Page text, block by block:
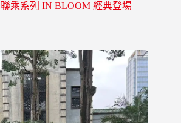
聯乘系列 IN BLOOM 經典登場